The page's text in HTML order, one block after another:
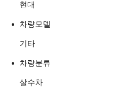
현대
차량모델
기타
차량분류
살수차